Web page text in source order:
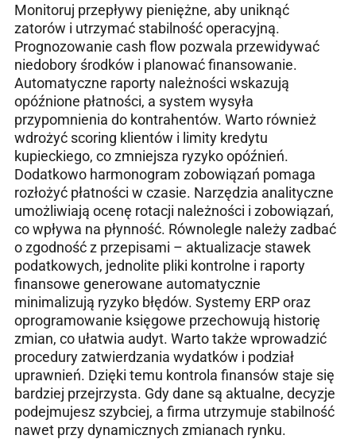
Monitoruj przepływy pieniężne, aby uniknąć
zatorów i utrzymać stabilność operacyjną.
Prognozowanie cash flow pozwala przewidywać
niedobory środków i planować finansowanie.
Automatyczne raporty należności wskazują
opóźnione płatności, a system wysyła
przypomnienia do kontrahentów. Warto również
wdrożyć scoring klientów i limity kredytu
kupieckiego, co zmniejsza ryzyko opóźnień.
Dodatkowo harmonogram zobowiązań pomaga
rozłożyć płatności w czasie. Narzędzia analityczne
umożliwiają ocenę rotacji należności i zobowiązań,
co wpływa na płynność. Równolegle należy zadbać
o zgodność z przepisami – aktualizacje stawek
podatkowych, jednolite pliki kontrolne i raporty
finansowe generowane automatycznie
minimalizują ryzyko błędów. Systemy ERP oraz
oprogramowanie księgowe przechowują historię
zmian, co ułatwia audyt. Warto także wprowadzić
procedury zatwierdzania wydatków i podział
uprawnień. Dzięki temu kontrola finansów staje się
bardziej przejrzysta. Gdy dane są aktualne, decyzje
podejmujesz szybciej, a firma utrzymuje stabilność
nawet przy dynamicznych zmianach rynku.